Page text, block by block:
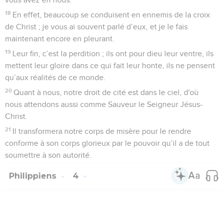
18 En effet, beaucoup se conduisent en ennemis de la croix
de Christ ; je vous ai souvent parlé d’eux, et je le fais
maintenant encore en pleurant.
19 Leur fin, c’est la perdition ; ils ont pour dieu leur ventre, ils
mettent leur gloire dans ce qui fait leur honte, ils ne pensent
qu’aux réalités de ce monde.
20 Quant à nous, notre droit de cité est dans le ciel, d'où
nous attendons aussi comme Sauveur le Seigneur Jésus-
Christ.
21 Il transformera notre corps de misère pour le rendre
conforme à son corps glorieux par le pouvoir qu’il a de tout
soumettre à son autorité.
Philippiens 4